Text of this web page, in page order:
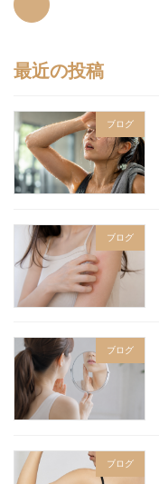
最近の投稿
ブログ
ブログ
ブログ
ブログ